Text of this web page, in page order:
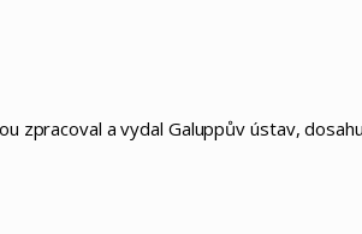
zpracoval a vydal Galuppův ústav,